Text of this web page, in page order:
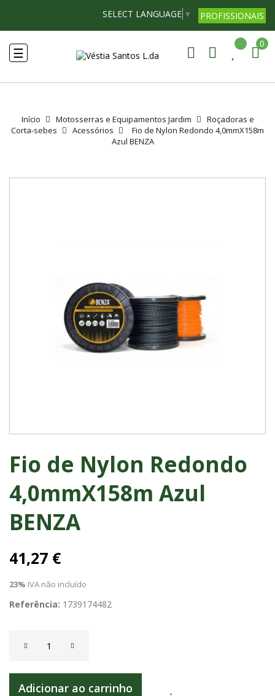
PROFISSIONAIS
SELECT LANGUAGE ▼
Toggle
navigation
☰
0
Início Motosserras e Equipamentos Jardim
Roçadoras e
Corta-sebes
Acessórios
Fio de Nylon Redondo 4,0mmX158m
Azul BENZA
Fio de Nylon Redondo
4,0mmX158m Azul
BENZA
41,27 €
23% IVA não incluído
Referência: 1739174482
Adicionar ao carrinho